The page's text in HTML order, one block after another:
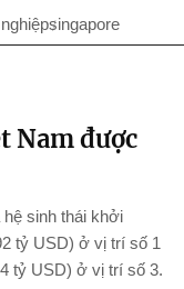
singapore
Nam được
sinh thái khởi
tỷ USD) ở vị trí số 1
tỷ USD) ở vị trí số 3.